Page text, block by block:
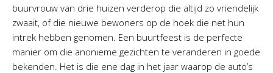
buurvrouw van drie huizen verderop die altijd zo vriendelijk
zwaait, of die nieuwe bewoners op de hoek die net hun
intrek hebben genomen. Een buurtfeest is de perfecte
manier om die anonieme gezichten te veranderen in goede
bekenden. Het is die ene dag in het jaar waarop de auto’s